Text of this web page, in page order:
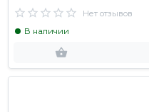
Нет отзывов
В наличии